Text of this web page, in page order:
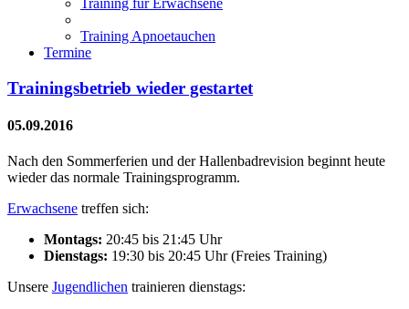
Training Apnoetauchen
Termine
Trainingsbetrieb wieder gestartet
05.09.2016
Nach den Sommerferien und der Hallenbadrevision beginnt heute
wieder das normale Trainingsprogramm.
Erwachsene treffen sich:
Montags: 20:45 bis 21:45 Uhr­
Dienstags: 19:30 bis 20:45 Uhr (Freies Training)
Unsere Jugendlichen trainieren dienstags: